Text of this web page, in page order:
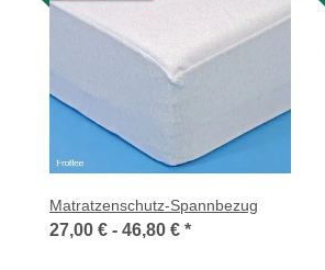
Matratzenschutz-Spannbezug
27,00 € - 46,80 € *